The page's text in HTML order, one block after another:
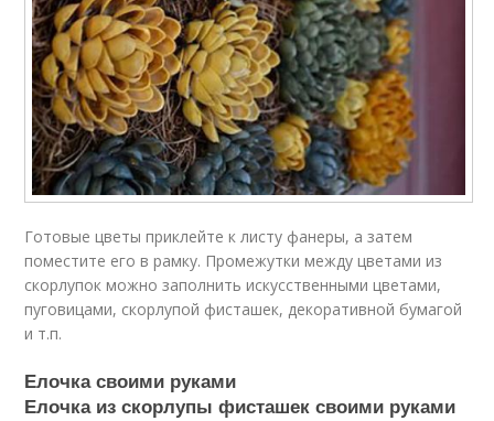
Готовые цветы приклейте к листу фанеры, а затем
поместите его в рамку. Промежутки между цветами из
скорлупок можно заполнить искусственными цветами,
пуговицами, скорлупой фисташек, декоративной бумагой
и т.п.
Елочка своими руками
Елочка из скорлупы фисташек своими руками